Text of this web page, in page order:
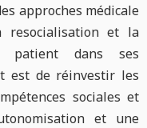
approches médicale
resocialisation et la
patient dans ses
est de réinvestir les
sociales et
et une